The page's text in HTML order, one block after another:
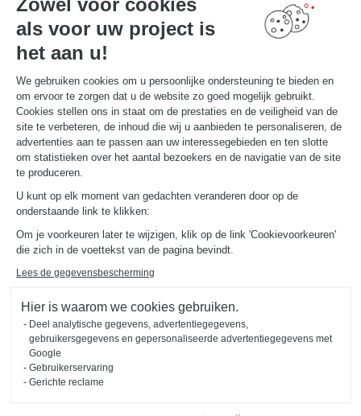
Zowel voor cookies
als voor uw project is
het aan u!
We gebruiken cookies om u persoonlijke ondersteuning te bieden en
om ervoor te zorgen dat u de website zo goed mogelijk gebruikt.
Cookies stellen ons in staat om de prestaties en de veiligheid van de
site te verbeteren, de inhoud die wij u aanbieden te personaliseren, de
advertenties aan te passen aan uw interessegebieden en ten slotte
om statistieken over het aantal bezoekers en de navigatie van de site
te produceren.
U kunt op elk moment van gedachten veranderen door op de
onderstaande link te klikken:
Om je voorkeuren later te wijzigen, klik op de link 'Cookievoorkeuren'
die zich in de voettekst van de pagina bevindt.
Lees de gegevensbescherming
Hier is waarom we cookies gebruiken.
Deel analytische gegevens, advertentiegegevens,
gebruikersgegevens en gepersonaliseerde advertentiegegevens met
Google
Gebruikerservaring
Gerichte reclame
Contact
Vind uw Winkel
MAAK EEN AFSPRAAK
NUTTIGE LINKS
Gids en vergelijking
Download onze catalogus
OVER
Schmidt in de wereld
Onze adviescentra in Nederland
2026 © SCHMIDT Groupe
Wettelijke vermeldingen
Cookiebeheer
Privacybeleid